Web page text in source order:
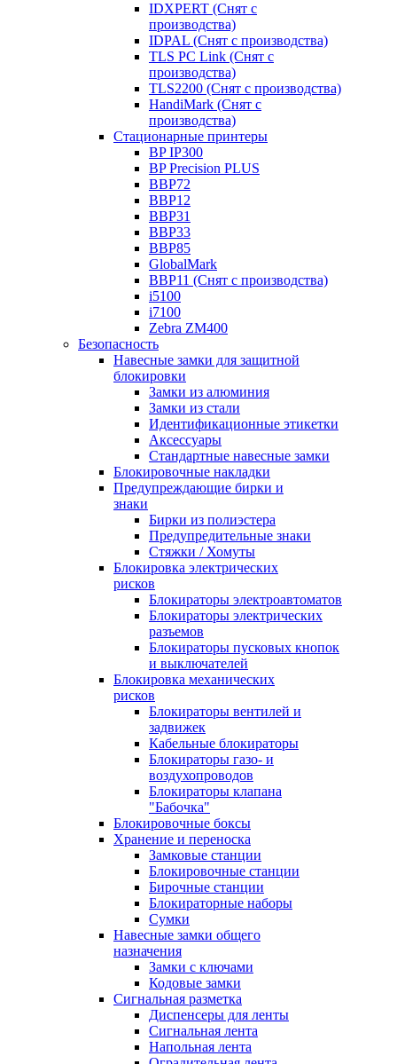
IDXPERT (Снят с
производства)
IDPAL (Снят с производства)
TLS PC Link (Снят с
производства)
TLS2200 (Снят с производства)
HandiMark (Снят с
производства)
Стационарные принтеры
BP IP300
BP Precision PLUS
BBP72
BBP12
BBP31
BBP33
BBP85
GlobalMark
BBP11 (Снят с производства)
i5100
i7100
Zebra ZM400
Безопасность
Навесные замки для защитной
блокировки
Замки из алюминия
Замки из стали
Идентификационные этикетки
Аксессуары
Стандартные навесные замки
Блокировочные накладки
Предупреждающие бирки и
знаки
Бирки из полиэстера
Предупредительные знаки
Стяжки / Хомуты
Блокировка электрических
рисков
Блокираторы электроавтоматов
Блокираторы электрических
разъемов
Блокираторы пусковых кнопок
и выключателей
Блокировка механических
рисков
Блокираторы вентилей и
задвижек
Кабельные блокираторы
Блокираторы газо- и
воздухопроводов
Блокираторы клапана
"Бабочка"
Блокировочные боксы
Хранение и переноска
Замковые станции
Блокировочные станции
Бирочные станции
Блокираторные наборы
Сумки
Навесные замки общего
назначения
Замки с ключами
Кодовые замки
Сигнальная разметка
Диспенсеры для ленты
Сигнальная лента
Напольная лента